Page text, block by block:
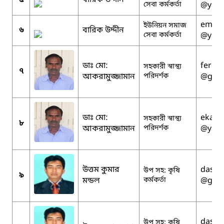
সেবা কর্মকর্তা
৬ বারিক উদ্দীন
ইউনিয়ন সমাজ
সেবা কর্মকর্তা
৭
ডাঃ মো:
আকরামুজ্জামান
সহকারী স্বাস্থ্য
পরিদর্শক
৮
ডাঃ মো:
আকরামুজ্জামান
সহকারী স্বাস্থ্য
পরিদর্শক
৯
উত্তম কুমার
মন্ডল
উপ সহ: কৃষি
কর্মকর্তা